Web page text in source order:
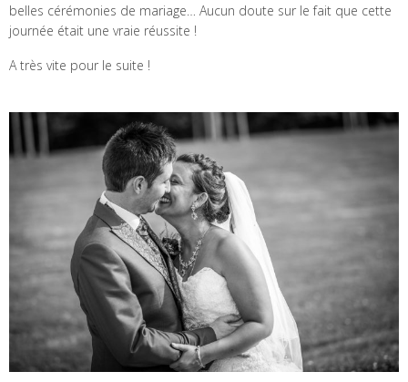
belles cérémonies de mariage… Aucun doute sur le fait que cette
journée était une vraie réussite !
A très vite pour le suite !